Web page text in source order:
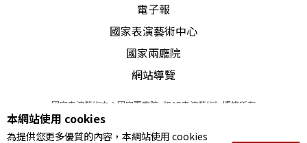
電子報
國家表演藝術中心
國家兩廳院
網站導覽
國家表演藝術中心國家兩廳院《PAR表演藝術》版權所有
© 2022Performing arts redefined. All Rights Reserved
統一編號 Tax Id number 00973926
本網站使用 cookies
為提供您更多優質的內容，本網站使用 cookies